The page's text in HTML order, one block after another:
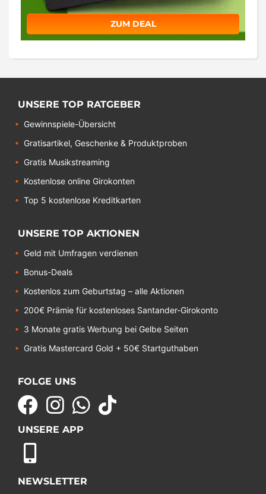
ZUM DEAL
UNSERE TOP RATGEBER
Gewinnspiele-Übersicht
Gratisartikel, Geschenke & Produktproben
Gratis Musikstreaming
Kostenlose online Girokonten
Top 5 kostenlose Kreditkarten
UNSERE TOP AKTIONEN
Geld mit Umfragen verdienen
Bonus-Deals
Kostenlos zum Geburtstag – alle Aktionen
200€ Prämie für kostenloses Santander-Girokonto
3 Monate gratis Werbung bei Gelbe Seiten
Gratis Mastercard Gold + 50€ Startguthaben
FOLGE UNS
UNSERE APP
NEWSLETTER